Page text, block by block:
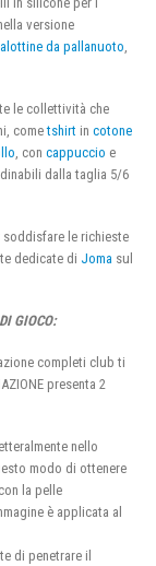
versione
da pallanuoto
le collettività che
cometshirt in cotone
, con cappuccio e
dalla taglia 5/6
soddisfare le richieste
dedicate di Joma sul
GIOCO:
completi club ti
presenta 2
nello
modo di ottenere
la pelle
è applicata al
di penetrare il